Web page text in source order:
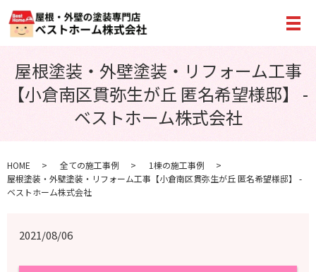
メ
屋根塗装・外壁塗装・リフォーム工事
【小倉南区貫弥生が丘 匿名希望様邸】 -
ベストホーム株式会社
HOME 全ての施工事例
1棟の施工事例
屋根塗装・外壁塗装・リフォーム工事【小倉南区貫弥生が丘 匿名希望様邸】 -
ベストホーム株式会社
2021/08/06